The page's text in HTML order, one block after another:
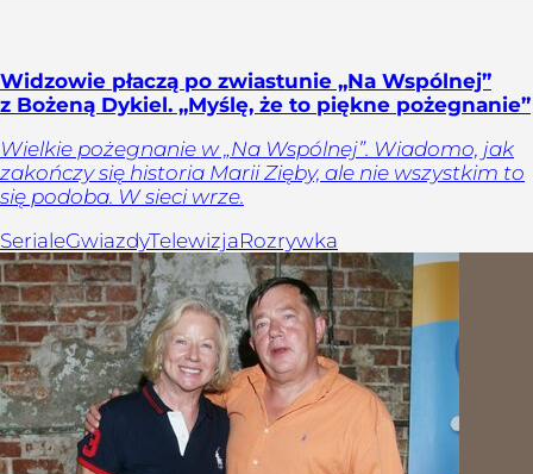
Widzowie płaczą po zwiastunie „Na Wspólnej”
z Bożeną Dykiel. „Myślę, że to piękne pożegnanie”
Wielkie pożegnanie w „Na Wspólnej”. Wiadomo, jak
zakończy się historia Marii Zięby, ale nie wszystkim to
się podoba. W sieci wrze.
SerialeGwiazdyTelewizjaRozrywka